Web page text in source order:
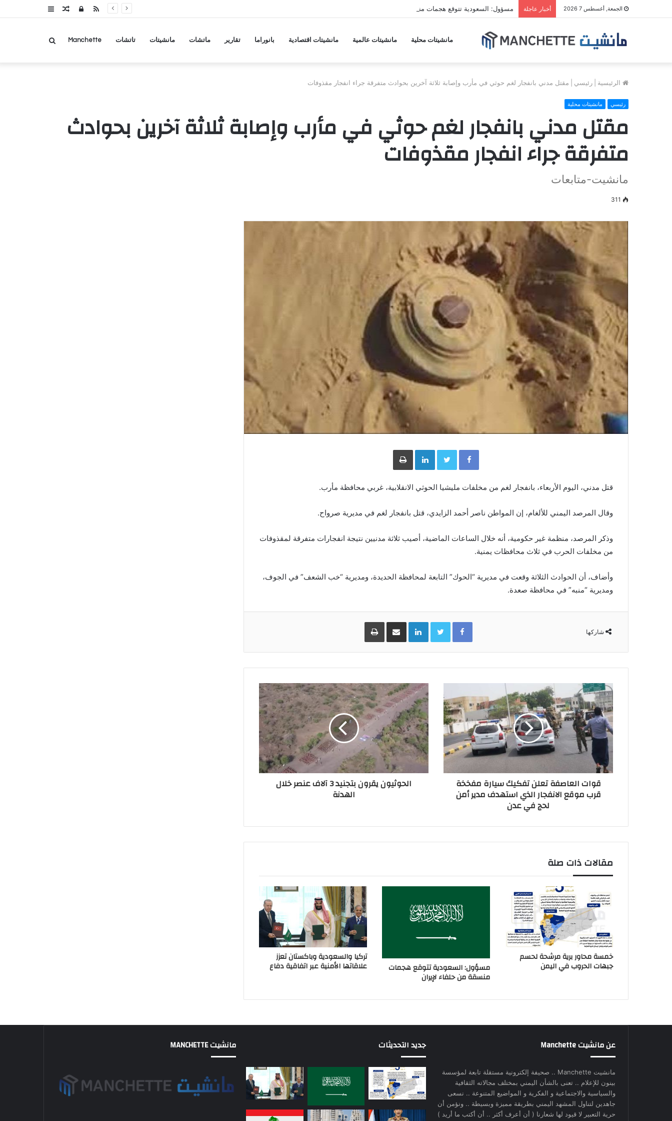
الجمعة, أغسطس 7 2026 أخبار عاجلة مسؤول: السعودية تتوقع هجمات منسقة من حلفاء لإيران عمودمقالتسجيلRSS
مانشيتات محلية مانشيتات عالمية مانشيتات اقتصادية بانوراما تقارير ماتشات مانشيتات تاتشات Manchette بحث
الرئيسية رئيسي مقتل مدني بانفجار لغم حوثي في مأرب وإصابة ثلاثة آخرين بحوادث متفرقة جراء انفجار مقذوفات
رئيسي مانشيتات محلية
مقتل مدني بانفجار لغم حوثي في مأرب وإصابة ثلاثة آخرين بحوادث
متفرقة جراء انفجار مقذوفات
مانشيت-متابعات
311
Facebook
Twitter
LinkedInطباعة
قتل مدني، اليوم الأربعاء، بانفجار لغم من مخلفات مليشيا الحوثي الانقلابية، غربي محافظة مأرب.
وقال المرصد اليمني للألغام، إن المواطن ناصر أحمد الزايدي، قتل بانفجار لغم في مديرية صرواح.
وذكر المرصد، منظمة غير حكومية، أنه خلال الساعات الماضية، أصيب ثلاثة مدنيين نتيجة انفجارات متفرقة لمقذوفات
من مخلفات الحرب في ثلاث محافظات يمنية.
وأضاف، أن الحوادث الثلاثة وقعت في مديرية “الحوك” التابعة لمحافظة الحديدة، ومديرية “خب الشعف” في الجوف،
ومديرية “منبه” في محافظة صعدة.
شاركها
Facebook
Twitter
LinkedInمشاركة عبر البريد طباعة
قوات العاصفة تعلن تفكيك سيارة مفخخة
قرب موقع الانفجار الذي استهدف مدير أمن
لحج في عدن
الحوثيون يقرون بتجنيد 3 آلاف عنصر خلال
الهدنة
مقالات ذات صلة
خمسة محاور برية مرشحة لحسم
جبهات الحروب في اليمن مسؤول: السعودية تتوقع هجمات
منسقة من حلفاء لإيران
تركيا والسعودية وباكستان تعزز
علاقاتها الأمنية عبر اتفاقية دفاع
عن مانشيت Manchette
مانشيت Manchette .. صحيفة إلكترونية مستقلة تابعة لمؤسسة
بينون للإعلام .. تعنى بالشأن اليمني بمختلف مجالاته الثقافية
والسياسية والاجتماعية و الفكرية و المواضيع المتنوعة .. نسعى
جاهدين لتناول المشهد اليمني بطريقة مميزة وبسيطة .. ونؤمن أن
حرية التعبير لا قيود لها شعارنا ( أن أعرف أكثر .. أن أكتب ما أريد )
جديد التحديثات مانشيت MANCHETTE